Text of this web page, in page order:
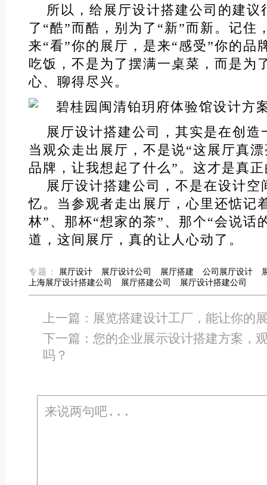
所以，给展厅设计搭建公司的建议
了“酷”而酷，别为了“新”而新。记住
来“看”你的展厅，是来“感受”你的品
吃饭，不是为了摆满一桌菜，而是为
心、聊得尽兴。
展厅设计搭建公司，其实是在创造
当观众走出展厅，不是说“这展厅真
品牌，让我想起了什么”。这才是真
展厅设计搭建公司，不是在设计空
忆。当参观者走出展厅，心里还惦记
林”、那杯“想家的茶”、那个“会说话
道，这间展厅，真的让人心动了。
专题： 展厅设计 展厅设计公司 展厅搭建 公司展厅设计
上海展厅设计搭建公司
展厅搭建公司 展厅设计搭建公司
上一篇： 展览搭建设计工厂，能让你的
下一篇：您的企业展示设计搭建方案，
吗？